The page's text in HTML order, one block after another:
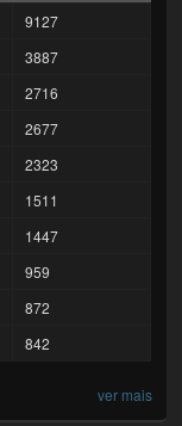
9127
3887
2716
2677
2323
1511
1447
959
872
842
ver mais